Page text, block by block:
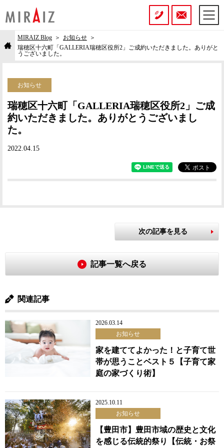
MIRAIZ Blog
お知らせ
瑞穂区十六町「GALLERIA瑞穂区役所2」ご成約いただきました。ありがと
うございました。
お知らせ
瑞穂区十六町「GALLERIA瑞穂区役所2」ご成
約いただきました。ありがとうございまし
た。
2022.04.15
記事一覧へ戻る
次の記事を見る
関連記事
2026.03.14
お知らせ
家を建ててよかった！と子育て世
帯が思うことベスト５【子育て家
庭の家づくり術】
2025.10.11
お知らせ
【豊田市】豊田市域の歴史と文化
を感じる伝統的祭り【伝統・お祭